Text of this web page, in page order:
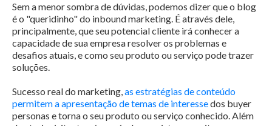
Sem a menor sombra de dúvidas, podemos dizer que o blog
é o "queridinho" do inbound marketing. É através dele,
principalmente, que seu potencial cliente irá conhecer a
capacidade de sua empresa resolver os problemas e
desafios atuais, e como seu produto ou serviço pode trazer
soluções.
Sucesso real do marketing,as estratégias de conteúdo
permitem a apresentação de temas de interessedos buyer
personas e torna o seu produto ou serviço conhecido. Além